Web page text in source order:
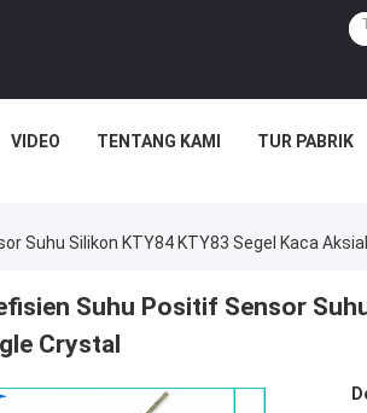
VIDEO TENTANG KAMI TUR PABRIK
Suhu Silikon KTY84 KTY83 Segel Kaca
Suhu Positif Sensor
Crystal